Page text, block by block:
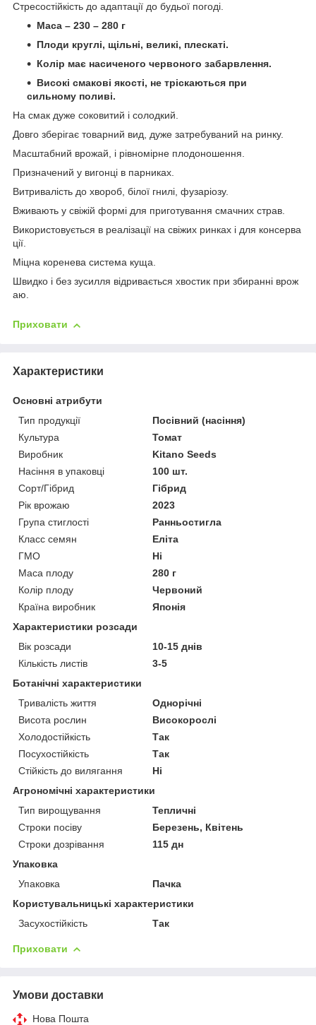
Стресостійкість до адаптації до будьої погоді.
Маса – 230 – 280 г
Плоди круглі, щільні, великі, плескаті.
Колір має насиченого червоного забарвлення.
Високі смакові якості, не тріскаються при
сильному поливі.
На смак дуже соковитий і солодкий.
Довго зберігає товарний вид, дуже затребуваний на ринку.
Масштабний врожай, і рівномірне плодоношення.
Призначений у вигонці в парниках.
Витривалість до хвороб, білої гнилі, фузаріозу.
Вживають у свіжій формі для приготування смачних страв.
Використовується в реалізації на свіжих ринках і для консерва
ції.
Міцна коренева система куща.
Швидко і без зусилля відривається хвостик при збиранні врож
аю.
Приховати
Характеристики
Основні атрибути
Тип продукції
Посівний (насіння)
Культура
Томат
Виробник
Kitano Seeds
Насіння в упаковці
100 шт.
Сорт/Гібрид
Гібрид
Рік врожаю
2023
Група стиглості
Ранньостигла
Класс семян
Еліта
ГМО
Ні
Маса плоду
280 г
Колір плоду
Червоний
Країна виробник
Японія
Характеристики розсади
Вік розсади
10-15 днів
Кількість листів
3-5
Ботанічні характеристики
Тривалість життя
Однорічні
Висота рослин
Високорослі
Холодостійкість
Так
Посухостійкість
Так
Стійкість до вилягання
Ні
Агрономічні характеристики
Тип вирощування
Тепличні
Строки посіву
Березень, Квітень
Строки дозрівання
115 дн
Упаковка
Упаковка
Пачка
Користувальницькі характеристики
Засухостійкість
Так
Приховати
Умови доставки
Нова Пошта